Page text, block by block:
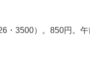
3500）。850円。午